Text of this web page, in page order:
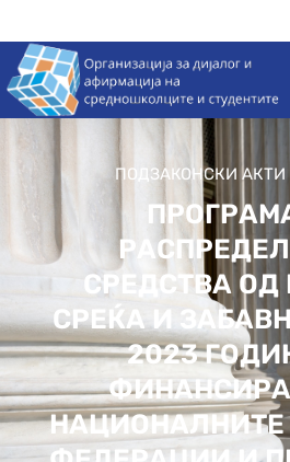
ПОДЗАКОНСКИ
СРЕДСТВА ОД
СРЕЌА И
2023
НАЦИОНАЛНИТЕ